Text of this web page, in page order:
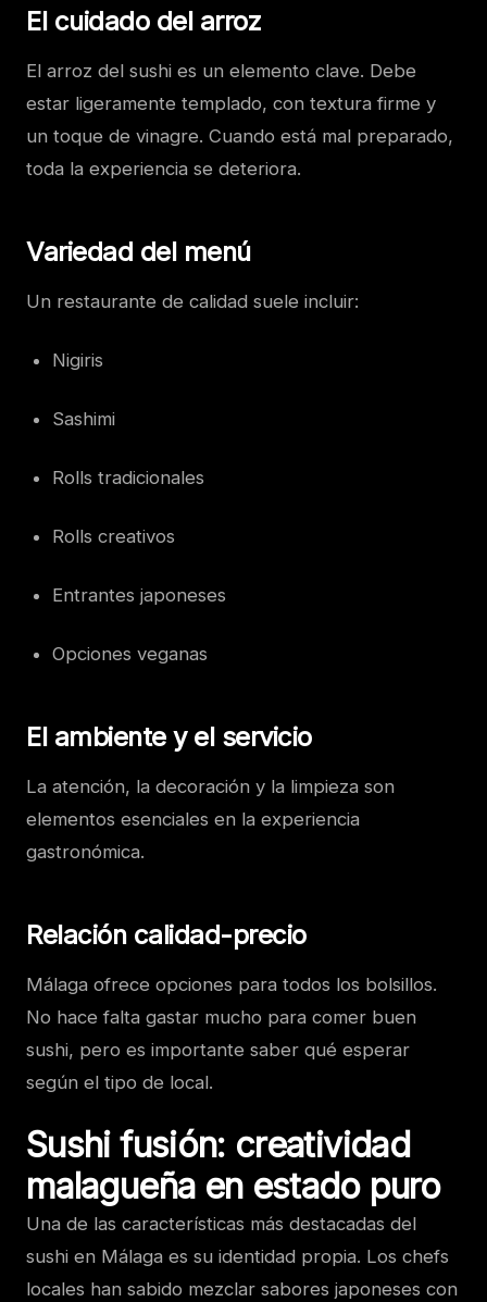
El cuidado del arroz
El arroz del sushi es un elemento clave. Debe
estar ligeramente templado, con textura firme y
un toque de vinagre. Cuando está mal preparado,
toda la experiencia se deteriora.
Variedad del menú
Un restaurante de calidad suele incluir:
Nigiris
Sashimi
Rolls tradicionales
Rolls creativos
Entrantes japoneses
Opciones veganas
El ambiente y el servicio
La atención, la decoración y la limpieza son
elementos esenciales en la experiencia
gastronómica.
Relación calidad-precio
Málaga ofrece opciones para todos los bolsillos.
No hace falta gastar mucho para comer buen
sushi, pero es importante saber qué esperar
según el tipo de local.
Sushi fusión: creatividad
malagueña en estado puro
Una de las características más destacadas del
sushi en Málaga es su identidad propia. Los chefs
locales han sabido mezclar sabores japoneses con